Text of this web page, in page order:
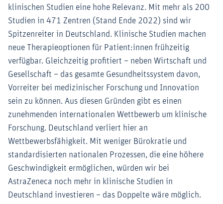
klinischen Studien eine hohe Relevanz. Mit mehr als 200
Studien in 471 Zentren (Stand Ende 2022) sind wir
Spitzenreiter in Deutschland. Klinische Studien machen
neue Therapieoptionen für Patient:innen frühzeitig
verfügbar. Gleichzeitig profitiert – neben Wirtschaft und
Gesellschaft – das gesamte Gesundheitssystem davon,
Vorreiter bei medizinischer Forschung und Innovation
sein zu können. Aus diesen Gründen gibt es einen
zunehmenden internationalen Wettbewerb um klinische
Forschung. Deutschland verliert hier an
Wettbewerbsfähigkeit. Mit weniger Bürokratie und
standardisierten nationalen Prozessen, die eine höhere
Geschwindigkeit ermöglichen, würden wir bei
AstraZeneca noch mehr in klinische Studien in
Deutschland investieren – das Doppelte wäre möglich.